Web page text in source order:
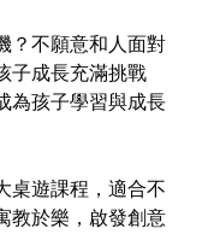
？不願意和人面對
子成長充滿挑戰
為孩子學習與成長
桌遊課程，適合不
教於樂，啟發創意